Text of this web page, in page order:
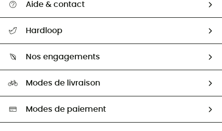
Aide & contact
Guide des tailles
Seconde Main
Aide & Contact
Hardloop
HardGuides
Nos engagements
Sélection éco-responsable
Modes de livraison
Modes de paiement